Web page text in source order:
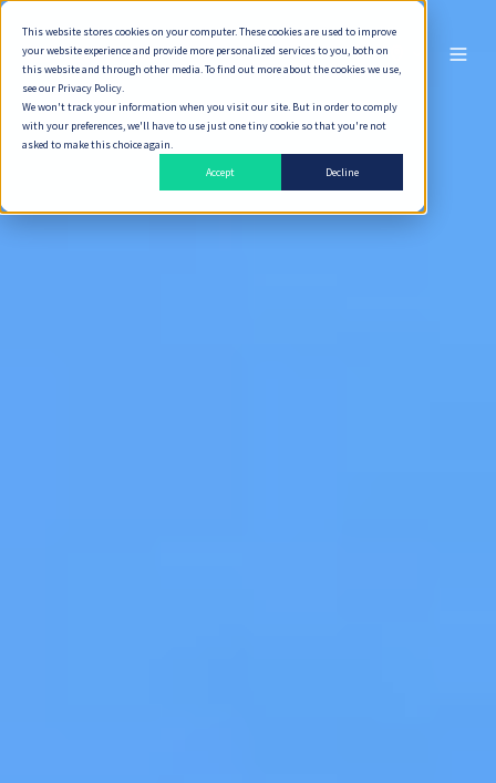
This website stores cookies on your computer. These cookies are used to improve
your website experience and provide more personalized services to you, both on
this website and through other media. To find out more about the cookies we use,
see our Privacy Policy.
We won't track your information when you visit our site. But in order to comply
with your preferences, we'll have to use just one tiny cookie so that you're not
asked to make this choice again.
Accept
Decline
ไทย